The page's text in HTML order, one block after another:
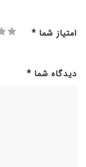
امتیاز شما *
دیدگاه شما *